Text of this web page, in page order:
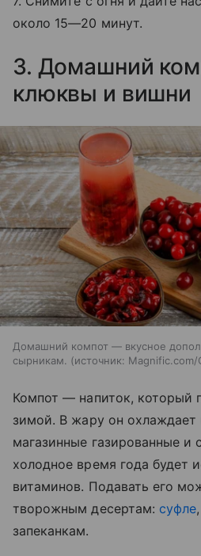
около 15—20 минут.
3. Домашний
клюквы и вишни
Домашний компот — вкусное
сырникам.
источник: Magnific.com/
Компот — напиток, который
зимой. В жару он охлаждает
магазинные газированные и
холодное время года будет
витаминов. Подавать его
творожным десертам: суфле
запеканкам.